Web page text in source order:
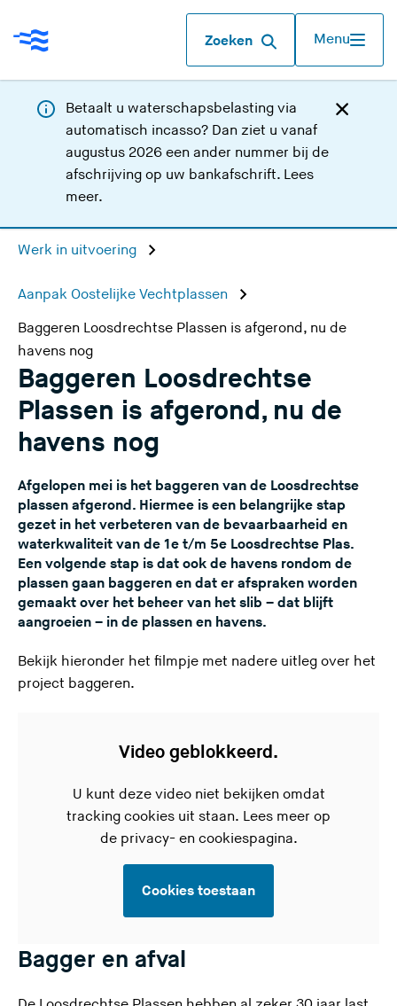
Zoeken Menu
Betaalt u waterschapsbelasting via
automatisch incasso? Dan ziet u vanaf
augustus 2026 een ander nummer bij de
afschrijving op uw bankafschrift. Lees
meer.
Werk in uitvoering
Aanpak Oostelijke Vechtplassen
Baggeren Loosdrechtse Plassen is afgerond, nu de
havens nog
Baggeren Loosdrechtse
Plassen is afgerond, nu de
havens nog
Afgelopen mei is het baggeren van de Loosdrechtse
plassen afgerond. Hiermee is een belangrijke stap
gezet in het verbeteren van de bevaarbaarheid en
waterkwaliteit van de 1e t/m 5e Loosdrechtse Plas.
Een volgende stap is dat ook de havens rondom de
plassen gaan baggeren en dat er afspraken worden
gemaakt over het beheer van het slib – dat blijft
aangroeien – in de plassen en havens.
Bekijk hieronder het filmpje met nadere uitleg over het
project baggeren.
Video geblokkeerd.
U kunt deze video niet bekijken omdat
tracking cookies uit staan. Lees meer op
de privacy- en cookiespagina.
Cookies toestaan
Bagger en afval